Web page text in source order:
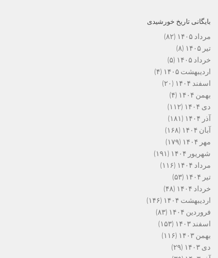
بایگانی تاریخ خورشیدی
مرداد ۱۴۰۵
(۸۲)
تیر ۱۴۰۵
(۸)
خرداد ۱۴۰۵
(۵)
اردیبهشت ۱۴۰۵
(۴)
اسفند ۱۴۰۴
(۲۰)
بهمن ۱۴۰۴
(۴)
دی ۱۴۰۴
(۱۱۲)
آذر ۱۴۰۴
(۱۸۱)
آبان ۱۴۰۴
(۱۶۸)
مهر ۱۴۰۴
(۱۷۹)
شهریور ۱۴۰۴
(۱۹۱)
مرداد ۱۴۰۴
(۱۱۶)
تیر ۱۴۰۴
(۵۳)
خرداد ۱۴۰۴
(۴۸)
اردیبهشت ۱۴۰۴
(۱۴۶)
فروردین ۱۴۰۴
(۸۳)
اسفند ۱۴۰۳
(۱۵۳)
بهمن ۱۴۰۳
(۱۱۶)
دی ۱۴۰۳
(۲۹)